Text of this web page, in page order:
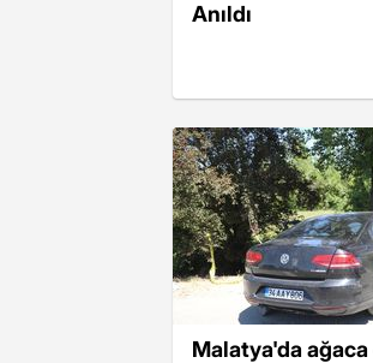
Anıldı
Malatya'da